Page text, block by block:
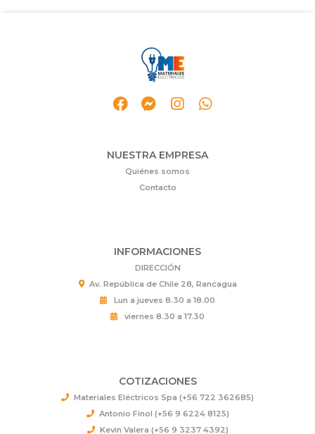
NUESTRA EMPRESA
Quiénes somos
Contacto
INFORMACIONES
DIRECCIÓN
Av. República de Chile 28, Rancagua
Lun a jueves 8.30 a 18.00
viernes 8.30 a 17.30
COTIZACIONES
Materiales Eléctricos Spa (+56 722 362685)
Antonio Finol (+56 9 6224 8125)
Kevin Valera (+56 9 3237 4392)